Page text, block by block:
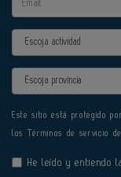
Actividad
Provincia
Este sitio está protegido
los Términos de servicio
He leído y entiendo